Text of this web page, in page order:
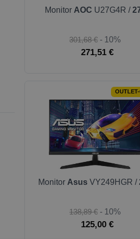
Monitor AOC U27G4R /
301,68 € - 10%
271,51 €
Monitor Asus VY249HGR /
138,89 € - 10%
125,00 €